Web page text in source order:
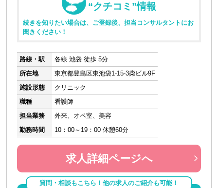
“クチコミ”情報
続きを知りたい場合は、ご登録後、担当コンサルタントにお
聞きください！
路線・駅
各線 池袋 徒歩 5分
所在地
東京都豊島区東池袋1-15-3柴ビル9F
施設形態
クリニック
職種
看護師
担当業務
外来、オペ室、美容
勤務時間
10：00～19：00 休憩60分
求人詳細ページへ
質問・相談もこちら！他の求人のご紹介も可能！